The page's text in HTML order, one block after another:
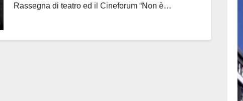
Rassegna di teatro ed il Cineforum “Non è…